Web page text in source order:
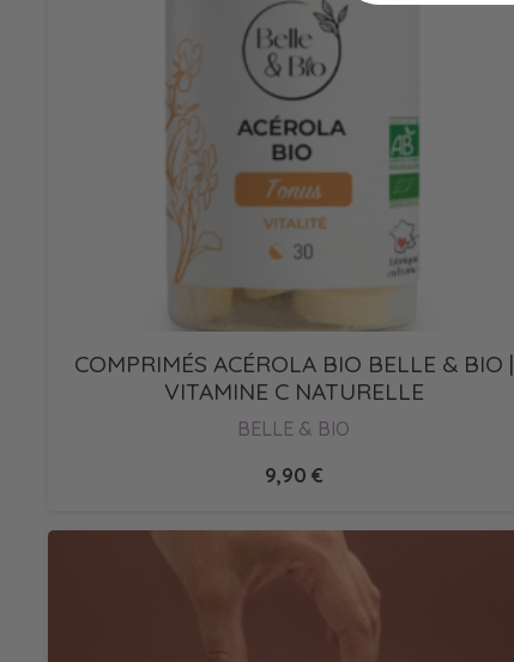
COMPRIMÉS ACÉROLA BIO BELLE & BIO |
VITAMINE C NATURELLE
BELLE & BIO
9,90 €